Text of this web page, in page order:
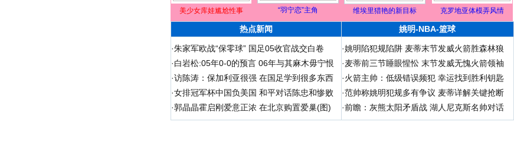
美少女库娃尴尬性事 “羽宁恋”主角 维埃里猎艳的新目标 克罗地亚体模弄风情
热点新闻 姚明-NBA-篮球
·朱家军欧战“保零球” 国足05收官战交白卷
·白岩松:05年0-0的预言 06年与其麻木毋宁恨
·访陈涛：保加利亚很强 在国足学到很多东西
·女排冠军杯中国负美国 和平对话陈忠和惨败
·郭晶晶霍启刚爱意正浓 在北京购置爱巢(图)
·姚明陷犯规陷阱 麦蒂末节发威火箭胜森林狼
·麦蒂前三节睡眼惺忪 末节发威无愧火箭领袖
·火箭主帅：低级错误频犯 幸运找到胜利钥匙
·范帅称姚明犯规多有争议 麦蒂详解关键抢断
·前瞻：灰熊太阳矛盾战 湖人尼克斯名帅对话